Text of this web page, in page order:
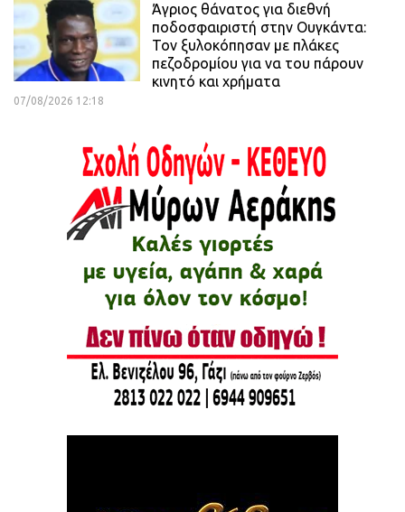
Άγριος θάνατος για διεθνή
ποδοσφαιριστή στην Ουγκάντα:
Τον ξυλοκόπησαν με πλάκες
πεζοδρομίου για να του πάρουν
κινητό και χρήματα
07/08/2026 12:18